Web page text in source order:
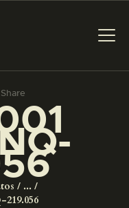
Share
...
219.056